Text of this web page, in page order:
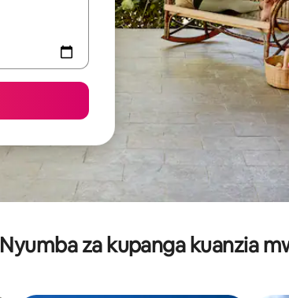
Nyumba za kupanga kuanzia